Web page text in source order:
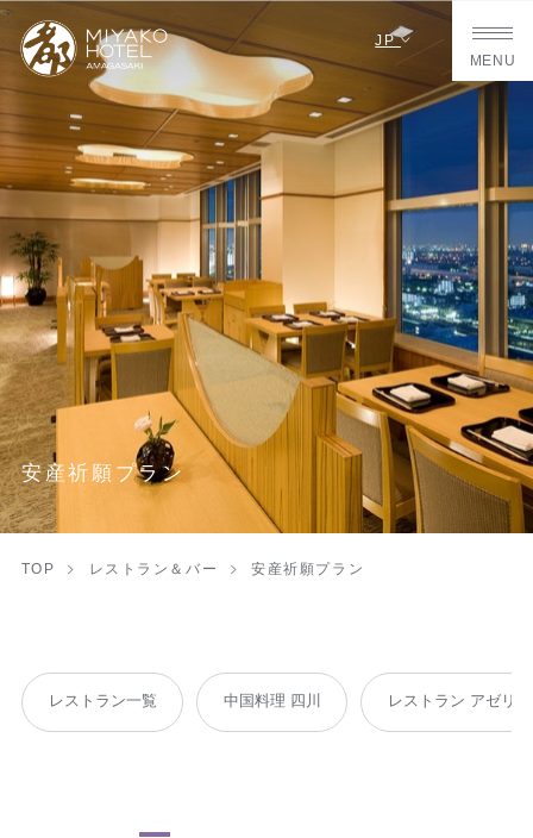
JP
MENU
安産祈願プラン
TOP レストラン＆バー 安産祈願プラン
レストラン一覧 中国料理 四川 レストラン アゼリア